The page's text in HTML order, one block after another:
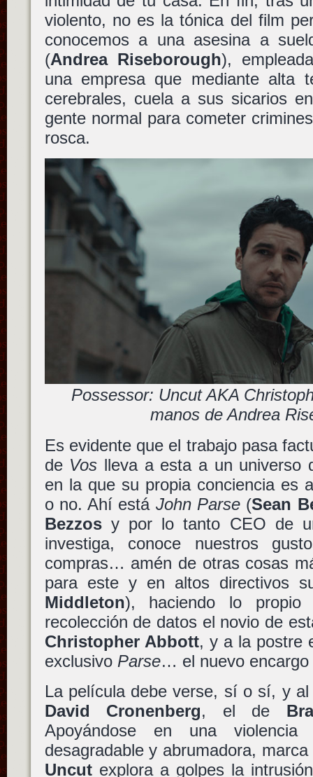
violento, no es la tónica del film
conocemos a una asesina a
(Andrea Riseborough),
una empresa que mediante alta
cerebrales, cuela a sus sicarios
gente normal para cometer
rosca.
Possessor: Uncut AKA
manos de Andrea
Es evidente que el trabajo pasa
de Vos lleva a esta a un universo
en la que su propia conciencia es
o no. Ahí está John Parse (Sean
Bezzosy por lo tanto CEO de
investiga, conoce nuestros
compras… amén de otras cosas
para este y en altos directivos
Middleton), haciendo lo
recolección de datos el novio de
Christopher Abbott, y a la postre
exclusivo Parse… el nuevo
La película debe verse, sí o sí, y
David Cronenberg, el de
Apoyándose en una
desagradable y abrumadora,
Uncutexplora a golpes la